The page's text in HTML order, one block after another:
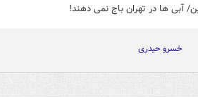
آبی ها در تهران باج نمی دهند!
خسرو حیدری